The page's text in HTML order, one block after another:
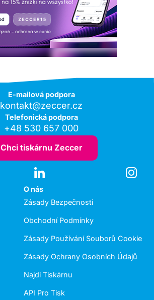
E-mailová podpora
kontakt@zeccer.cz
Telefonická podpora
+48 530 657 000
Chci tiskárnu Zeccer
O nás
Zásady Bezpečnosti
Obchodní Podmínky
Zásady Používání Souborů Cookie
Zásady Ochrany Osobních Údajů
Najdi Tiskárnu
API Pro Tisk